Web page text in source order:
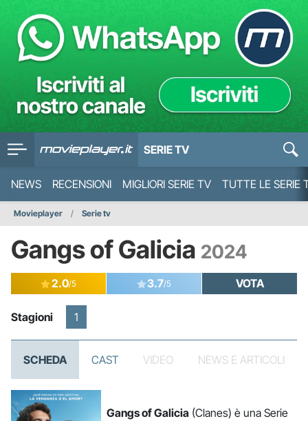
SERIE TV
NEWS RECENSIONI MIGLIORI SERIE TV TUTTE LE SERIE
Movieplayer Serie tv
Gangs of Galicia 2024
2.0/5 3.7/5 VOTA
Stagioni 1
SCHEDA CAST VIDEO NEWS E ARTICOLI
Gangs of Galicia(Clanes) è una Serie